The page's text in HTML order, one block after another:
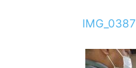
IMG_0387